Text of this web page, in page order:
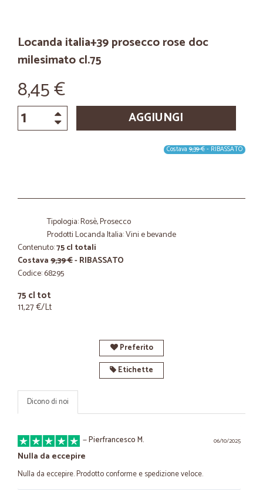
Locanda italia+39 prosecco rose doc
milesimato cl.75
8,45 €
AGGIUNGI
Costava 9,39 €- RIBASSATO
Tipologia: Rosè, Prosecco
Prodotti Locanda Italia: Vini e bevande
Contenuto:75 cl totali
Costava9,39 €- RIBASSATO
Codice: 68295
75 cl tot
11,27 €/Lt
Preferito
Etichette
Dicono di noi
06/10/2025
—Pierfrancesco M.
Nulla da eccepire
Nulla da eccepire. Prodotto conforme e spedizione veloce.